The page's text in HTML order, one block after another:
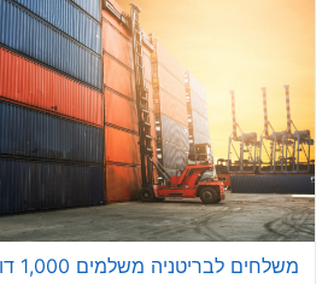
משלחים לבריטניה משלמים 1,000 דולר יותר למכולה